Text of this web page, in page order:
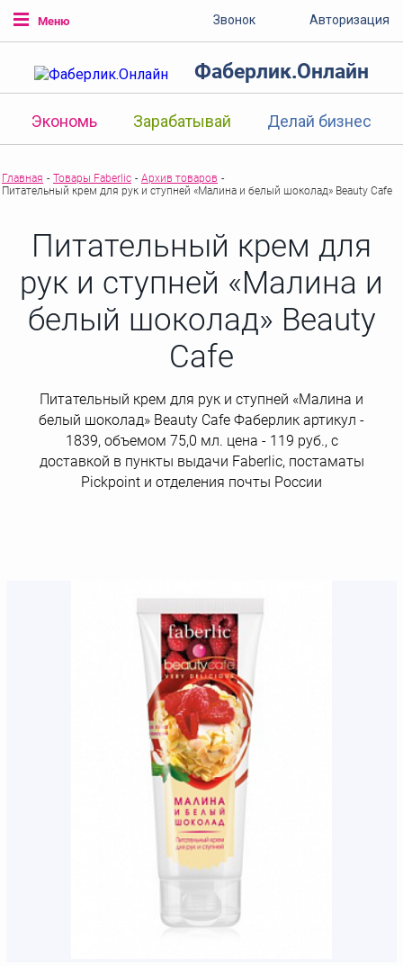
Меню Звонок Авторизация
Фаберлик.Онлайн
Экономь Зарабатывай Делай бизнес
Главная - Товары Faberlic - Архив товаров -
Питательный крем для рук и ступней «Малина и белый шоколад» Beauty Cafe
Питательный крем для
рук и ступней «Малина и
белый шоколад» Beauty
Cafe
Питательный крем для рук и ступней «Малина и
белый шоколад» Beauty Cafe Фаберлик артикул -
1839, объемом 75,0 мл. цена - 119 руб., с
доставкой в пункты выдачи Faberlic, постаматы
Рickpoint и отделения почты России